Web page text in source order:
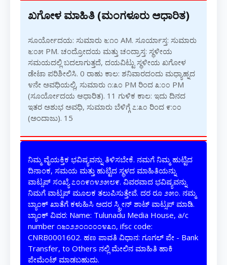
ಖಗೋಳ ಮಾಹಿತಿ (ಮಂಗಳೂರು ಆಧಾರಿತ)
ಸೂರ್ಯೋದಯ: ಸುಮಾರು ೬:೧೦ AM. ಸೂರ್ಯಾಸ್ತ: ಸುಮಾರು
೬:೦೫ PM. ಚಂದ್ರೋದಯ ಮತ್ತು ಚಂದ್ರಾಸ್ತ: ಸ್ಥಳೀಯ
ಸಮಯದಲ್ಲಿ ಬದಲಾಗುತ್ತದೆ, ದಯವಿಟ್ಟು ಸ್ಥಳೀಯ ಖಗೋಳ
ಡೇಟಾ ಪರಿಶೀಲಿಸಿ. 0 ರಾಹು ಕಾಲ: ಶನಿವಾರದಂದು ಮಧ್ಯಾಹ್ನದ
೪ನೇ ಅವಧಿಯಲ್ಲಿ, ಸುಮಾರು ೧:೩೦ PM ರಿಂದ ೩:೦೦ PM
(ಸೂರ್ಯೋದಯ ಆಧಾರಿತ). 11 ಗುಳಿಕ ಕಾಲ: ಇದು ದಿನದ
ಇತರ ಅಶುಭ ಅವಧಿ, ಸುಮಾರು ಬೆಳಿಗ್ಗೆ ೭:೩೦ ರಿಂದ ೯:೦೦
(ಅಂದಾಜು). 15
ನಿಮ್ಮ ವೈಯಕ್ತಿಕ ಭವಿಷ್ಯವನ್ನು ತಿಳಿಸಬೇಕೆ. ನಮಗೆ ನಿಮ್ಮ ಹುಟ್ಟಿದ
ದಿನಾಂಕ, ಸಮಯ ಮತ್ತು ಹುಟ್ಟಿದ ಸ್ಥಳದ ಮಾಹಿತಿಯನ್ನು
ವಾಟ್ಸಪ್ ಸಂಖ್ಯೆ ೭೦೧೯೧೪೨೫೮೯. ವಿವರವಾದ ಭವಿಷ್ಯವನ್ನು
ನಿಮಗೆ ವಾಟ್ಸಪ್ ಮೂಲಕ ತಲುಪಿಸುತ್ತೇವೆ. ದರ ರೂ ೨೫೦. ನಮ್ಮ
ಬ್ಯಾಂಕ್ ಖಾತೆಗೆ ಕಳುಹಿಸಿ ಅದರ ಸ್ಕ್ರೀನ್ ಶಾಟ್ ವಾಟ್ಸಪ್ ಮಾಡಿ.
ಬ್ಯಾಂಕ್ ವಿವರ: Name: Tulunadu Media House, a/c
number ೧೬೦೨೨೦೧೦೦೦೪೩೧, ifsc code:
CNRB0001602. ಹಣ ಪಾವತಿ ವಿಧಾನ: ಗೂಗಲ್ ಪೇ - Bank
Transfer, to Others ನಲ್ಲಿ ಮೇಲಿನ ಮಾಹಿತಿ ಹಾಕಿ
ಪೇಮೆಂಟ್ ಮಾಡಬಹುದು.